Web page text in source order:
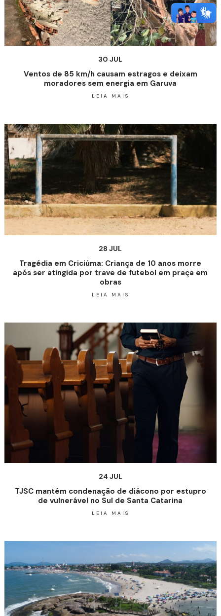
30 JUL
Ventos de 85 km/h causam estragos e deixam
moradores sem energia em Garuva
LEIA MAIS
28 JUL
Tragédia em Criciúma: Criança de 10 anos morre
após ser atingida por trave de futebol em praça em
obras
LEIA MAIS
24 JUL
TJSC mantém condenação de diácono por estupro
de vulnerável no Sul de Santa Catarina
LEIA MAIS